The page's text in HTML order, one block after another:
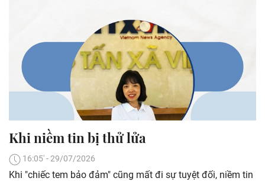
Khi niềm tin bị thử lửa
16:05' - 29/07/2026
Khi "chiếc tem bảo đảm" cũng mất đi sự tuyệt đối, niềm tin